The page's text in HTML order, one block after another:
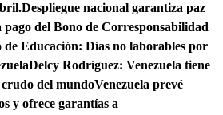
Despliegue nacional garantiza paz
pago del Bono de Corresponsabilidad
Educación: Días no laborables por
Delcy Rodríguez: Venezuela tiene
crudo del mundoVenezuela prevé
y ofrece garantías a